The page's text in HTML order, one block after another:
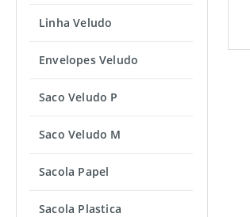
Linha Veludo
Envelopes Veludo
Saco Veludo P
Saco Veludo M
Sacola Papel
Sacola Plastica